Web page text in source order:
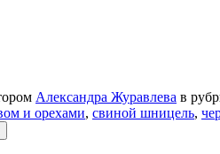
Александра Журавлева в
и орехами, свиной шницель,